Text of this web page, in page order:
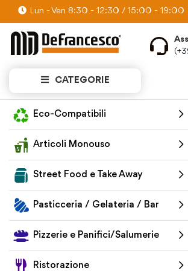
Lun - Ven 8:30 - 12:30 / 15:00 - 19:00
PROMO KIT: Scopri
CATEGORIE
Eco-Compatibili
Articoli Monouso
Street Food e Take Away
Pasticceria / Gelateria / Bar
Pizzerie e Panifici/Salumerie
Ristorazione
Home Pasticceria / Gelateria / Bar Sacchetti e Carte